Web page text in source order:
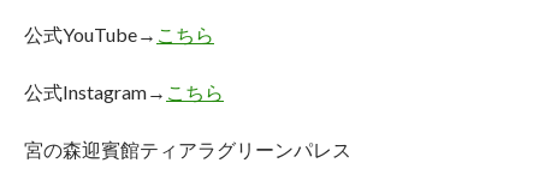
公式YouTube→ こちら
公式Instagram→ こちら
宮の森迎賓館ティアラグリーンパレス